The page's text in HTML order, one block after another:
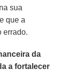
sua
que a
errado.
da
a fortalecer